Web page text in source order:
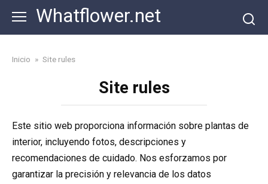
content
Whatflower.net
Inicio » Site rules
Site rules
Este sitio web proporciona información sobre plantas de
interior, incluyendo fotos, descripciones y
recomendaciones de cuidado. Nos esforzamos por
garantizar la precisión y relevancia de los datos